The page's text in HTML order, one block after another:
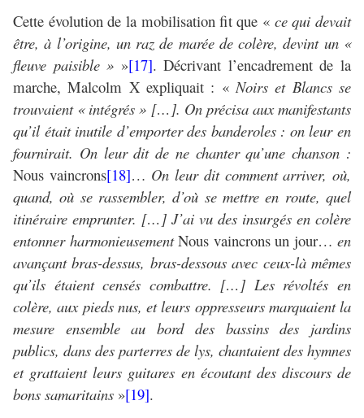
Cette évolution de la mobilisation fit que « ce qui devait
être, à l’origine, un raz de marée de colère, devint un «
fleuve paisible » »[17]. Décrivant l’encadrement de la
marche, Malcolm X expliquait : «Noirs et Blancs se
trouvaient « intégrés » […]. On précisa aux manifestants
qu’il était inutile d’emporter des banderoles : on leur en
fournirait. On leur dit de ne chanter qu’une chanson :
Nous vaincrons[18]… On leur dit comment arriver, où,
quand, où se rassembler, d’où se mettre en route, quel
itinéraire emprunter. […] J’ai vu des insurgés en colère
entonner harmonieusementNous vaincrons un jour… en
avançant bras-dessus, bras-dessous avec ceux-là mêmes
qu’ils étaient censés combattre. […] Les révoltés en
colère, aux pieds nus, et leurs oppresseurs marquaient la
mesure ensemble au bord des bassins des jardins
publics, dans des parterres de lys, chantaient des hymnes
et grattaient leurs guitares en écoutant des discours de
bons samaritains »[19].